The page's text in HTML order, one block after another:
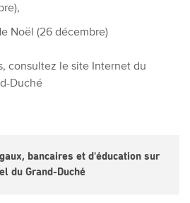
Noël (26 décembre)
consultez le site Internet du
Duché
bancaires et d'éducation sur
du Grand-Duché